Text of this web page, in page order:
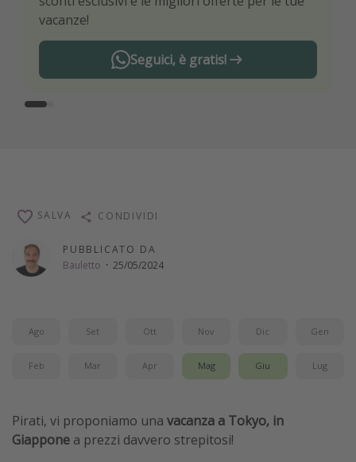
vacanze!
Seguici, è gratis!
PUBBLICATO DA
Bauletto · 25/05/2024
SALVA CONDIVIDI
Ago Set Ott Nov Dic Gen
Feb Mar Apr Mag Giu Lug
Pirati, vi proponiamo una vacanza a Tokyo, in
Giappone a prezzi davvero strepitosi!